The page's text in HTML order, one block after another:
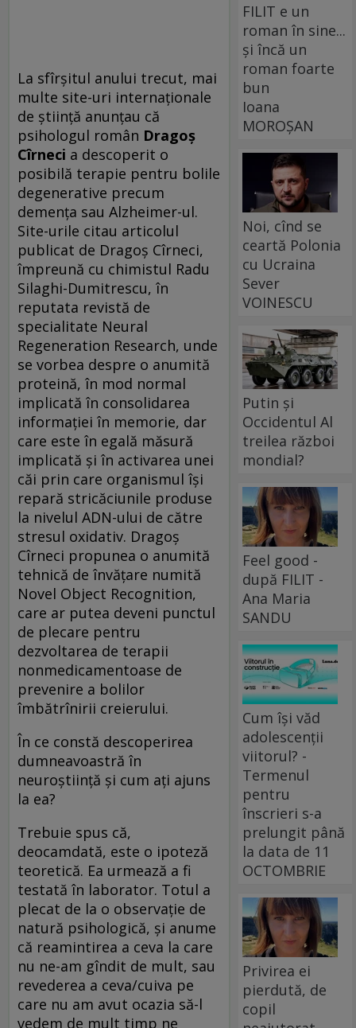
La sfîrşitul anului trecut, mai
multe site-uri internaţionale
de ştiinţă anunţau că
psihologul român Dragoş
Cîrneci a descoperit o
posibilă terapie pentru bolile
degenerative precum
demenţa sau Alzheimer-ul.
Site-urile citau articolul
publicat de Dragoş Cîrneci,
împreună cu chimistul Radu
Silaghi-Dumitrescu, în
reputata revistă de
specialitate Neural
Regeneration Research, unde
se vorbea despre o anumită
proteină, în mod normal
implicată în consolidarea
informaţiei în memorie, dar
care este în egală măsură
implicată şi în activarea unei
căi prin care organismul îşi
repară stricăciunile produse
la nivelul ADN-ului de către
stresul oxidativ. Dragoş
Cîrneci propunea o anumită
tehnică de învăţare numită
Novel Object Recognition,
care ar putea deveni punctul
de plecare pentru
dezvoltarea de terapii
nonmedicamentoase de
prevenire a bolilor
îmbătrînirii creierului.
În ce constă descoperirea
dumneavoastră în
neuroştiinţă şi cum aţi ajuns
la ea?
Trebuie spus că,
deocamdată, este o ipoteză
teoretică. Ea urmează a fi
testată în laborator. Totul a
plecat de la o observaţie de
natură psihologică, şi anume
că reamintirea a ceva la care
nu ne-am gîndit de mult, sau
revederea a ceva/cuiva pe
care nu am avut ocazia să-l
vedem de mult timp ne
FILIT e un
roman în sine...
și încă un
roman foarte
bun
Ioana
MOROȘAN
Noi, cînd se
ceartă Polonia
cu Ucraina
Sever
VOINESCU
Putin și
Occidentul Al
treilea război
mondial?
Feel good -
după FILIT -
Ana Maria
SANDU
Cum își văd
adolescenții
viitorul? -
Termenul
pentru
înscrieri s-a
prelungit până
la data de 11
OCTOMBRIE
Privirea ei
pierdută, de
copil